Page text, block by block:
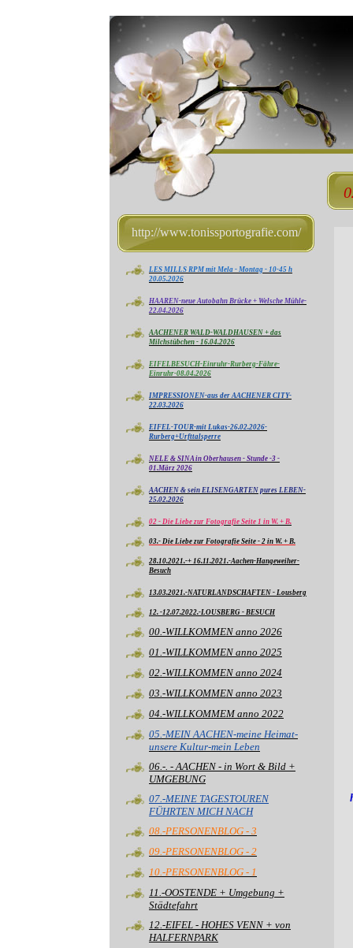
http://www.tonissportografie.com/
LES MILLS RPM mit Mela - Montag - 10-45 h
20.05.2026
HAAREN-neue Autobahn Brücke + Welsche Mühle-
22.04.2026
AACHENER WALD-WALDHAUSEN + das
Milchstübchen - 16.04.2026
EIFELBESUCH-Einruhr-Rurberg-Fähre-
Einruhr-08.04.2026
IMPRESSIONEN-aus der AACHENER CITY-
22.03.2026
EIFEL-TOUR-mit Lukas-26.02.2026-
Rurberg+Urfttalsperre
NELE & SINA in Oberhausen - Stunde -3 -
01.März 2026
AACHEN & sein ELISENGARTEN pures LEBEN-
25.02.2026
02 - Die Liebe zur Fotografie Seite 1 in W. + B.
03.- Die Liebe zur Fotografie Seite - 2 in W. + B.
28.10.2021.-+ 16.11.2021.-Aachen-Hangeweiher-
Besuch
13.03.2021.-NATURLANDSCHAFTEN - Lousberg
12. -12.07.2022.-LOUSBERG - BESUCH
00.-WILLKOMMEN anno 2026
01.-WILLKOMMEN anno 2025
02.-WILLKOMMEN anno 2024
03.-WILLKOMMEN anno 2023
04.-WILLKOMMEM anno 2022
05.-MEIN AACHEN-meine Heimat-
unsere Kultur-mein Leben
06.-. - AACHEN - in Wort & Bild +
UMGEBUNG
07.-MEINE TAGESTOUREN
FÜHRTEN MICH NACH
08.-PERSONENBLOG - 3
09.-PERSONENBLOG - 2
10.-PERSONENBLOG - 1
11.-OOSTENDE + Umgebung +
Städtefahrt
12.-EIFEL - HOHES VENN + von
HALFERNPARK